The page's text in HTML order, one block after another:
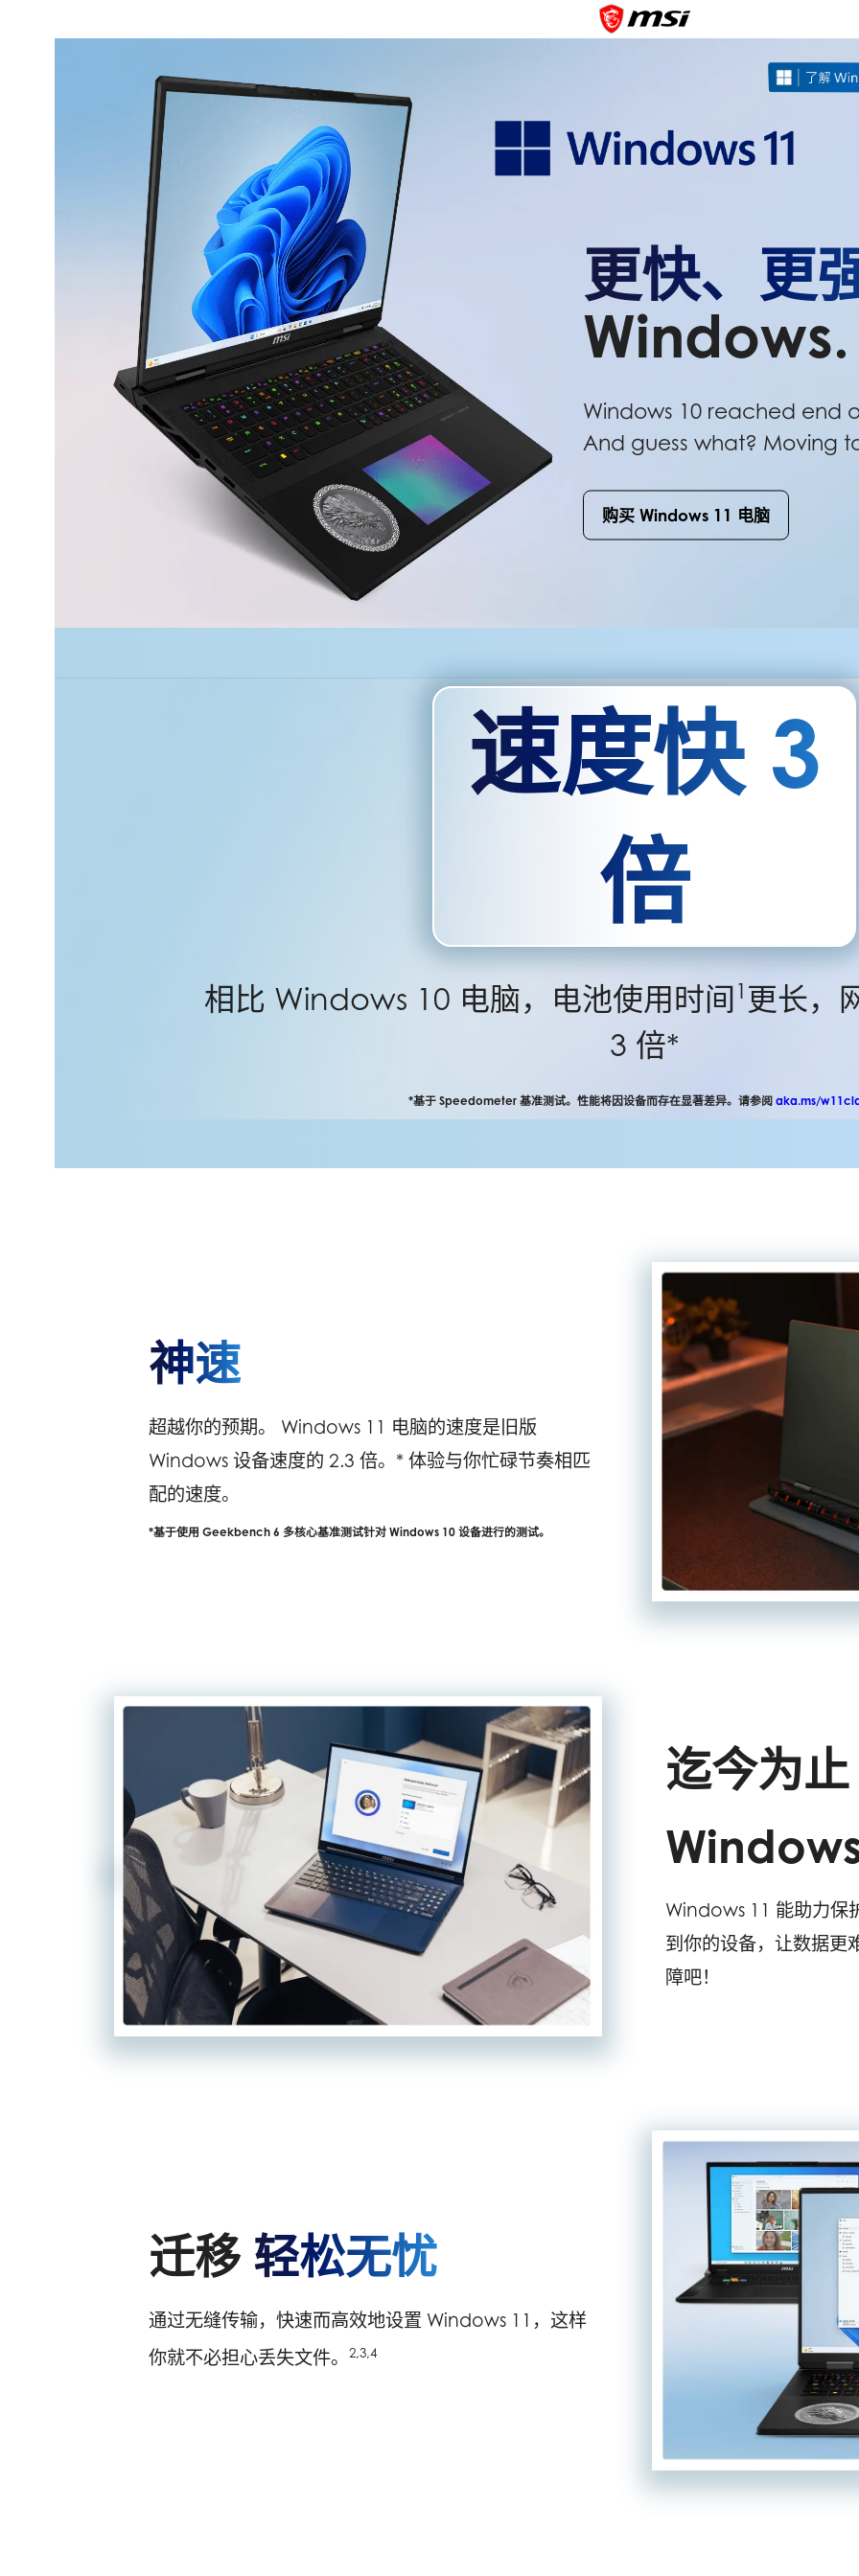
更快、更
Windows.
Windows 10 reached end
And guess what? Moving
购买 Windows 11 电脑
速度快 3
倍
相比 Windows 10 电脑，电池使用时间1 更长，
3 倍*
*基于 Speedometer 基准测试。性能将因设备而存在显著差异。请参阅 aka.ms/
神速
超越你的预期。 Windows 11 电脑的速度是旧版
Windows 设备速度的 2.3 倍。* 体验与你忙碌节奏相匹
配的速度。
*基于使用 Geekbench 6 多核心基准测试针对 Windows 10 设备进行的测试。
迄今为
Windows 11 能助力保
到你的设备，让数据更
障吧！
迁移 轻松无忧
通过无缝传输，快速而高效地设置 Windows 11，这样
你就不必担心丢失文件。2,3,4